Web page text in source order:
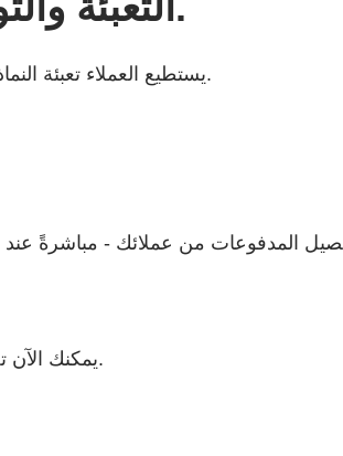
من خلال الدفع باستخدام Acrobat Sign، يستطيع العملاء تعبئة النماذج وتوقيعها والدفع على أي جهاز بكل سلاسة ودون فوضى.
يمكنك الآن تحصيل رسوم العقود والتبرعات والطلبات عبر الإنترنت بشكل آمن وغير ذلك المزيد - دون أي متاعب.